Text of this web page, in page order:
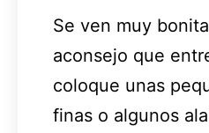
Se ven muy
aconsejo que
coloque unas
finas o algunos